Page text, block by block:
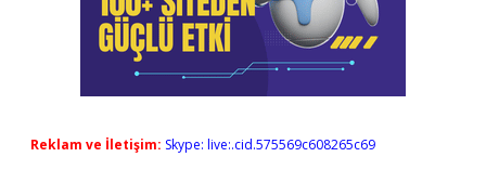
Reklam ve İletişim: Skype: live:.cid.575569c608265c69